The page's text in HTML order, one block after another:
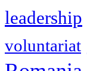
leadership
voluntariat